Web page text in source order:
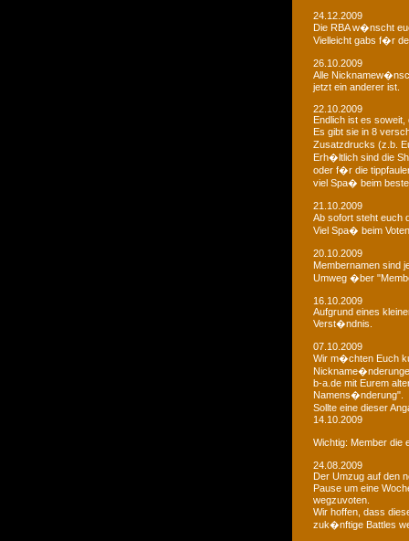
24.12.2009
Die RBA w�nscht
Vielleicht gabs f�r
26.10.2009
Alle
jetzt ein anderer ist.
22.10.2009
Endlich ist es soweit,
Es gibt sie in 8
Zusatzdrucks (z.b.
Erh�ltlich sind die
oder f�r die
viel Spa� beim
21.10.2009
Ab sofort steht euch
Viel Spa� beim
20.10.2009
Membernamen sind
Umweg �ber
16.10.2009
Aufgrund eines
Verst�ndnis.
07.10.2009
Wir m�chten Euch
b-a.de mit Eurem
Namens�nderung".
Sollte eine dieser
14.10.2009
Wichtig: Member die
24.08.2009
Der Umzug auf den
Pause um eine
wegzuvoten.
Wir hoffen, dass
zuk�nftige Battles